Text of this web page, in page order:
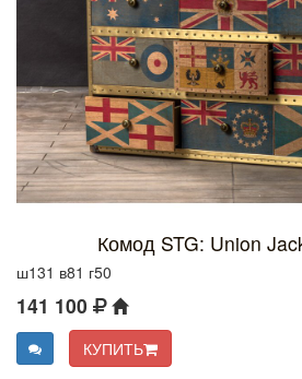
Комод STG: Union
ш131 в81 г50
141 100
КУПИТЬ